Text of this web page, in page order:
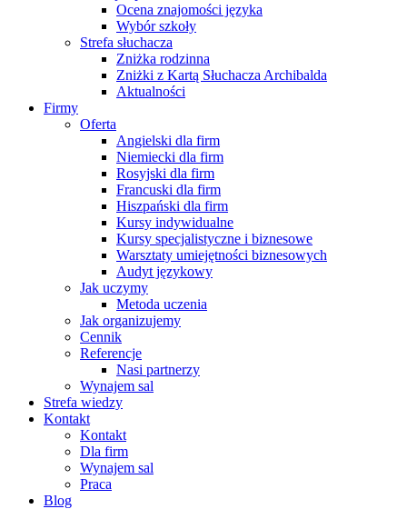
Ocena znajomości języka
Wybór szkoły
Strefa słuchacza
Zniżka rodzinna
Zniżki z Kartą Słuchacza Archibalda
Aktualności
Firmy
Oferta
Angielski dla firm
Niemiecki dla firm
Rosyjski dla firm
Francuski dla firm
Hiszpański dla firm
Kursy indywidualne
Kursy specjalistyczne i biznesowe
Warsztaty umiejętności biznesowych
Audyt językowy
Jak uczymy
Metoda uczenia
Jak organizujemy
Cennik
Referencje
Nasi partnerzy
Wynajem sal
Strefa wiedzy
Kontakt
Kontakt
Dla firm
Wynajem sal
Praca
Blog